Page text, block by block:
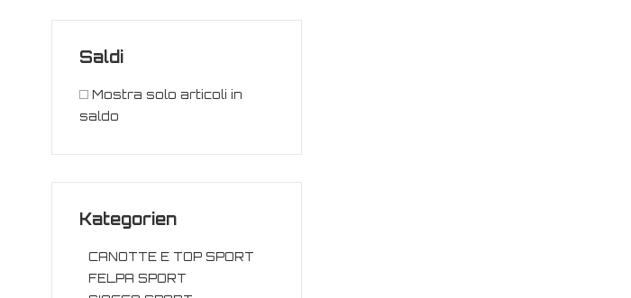
Saldi
Mostra solo articoli in
saldo
Kategorien
CANOTTE E TOP SPORT
FELPA SPORT